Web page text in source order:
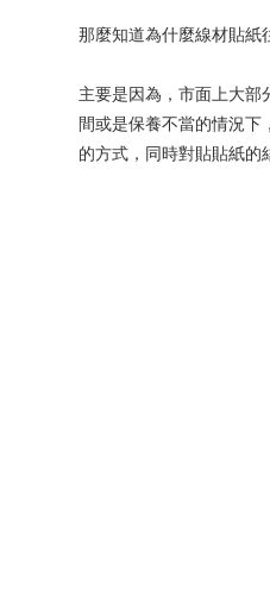
那麼知道為什麼線材貼紙
主要是因為，市面上大部
間或是保養不當的情況
的方式，同時對貼貼紙的